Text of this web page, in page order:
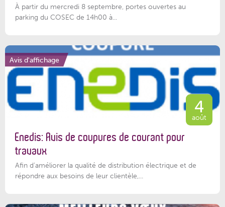
À partir du mercredi 8 septembre, portes ouvertes au
parking du COSEC de 14h00 à...
Avis d'affichage
4
août
Enedis: Avis de coupures de courant pour
travaux
Afin d’améliorer la qualité de distribution électrique et de
répondre aux besoins de leur clientèle,...